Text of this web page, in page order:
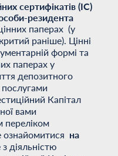
сертифікатів (ІС)
резидента
паперах (у
раніше). Цінні
формі та
паперах у
депозитного
Капітал
вами
переліком
на
діяльністю